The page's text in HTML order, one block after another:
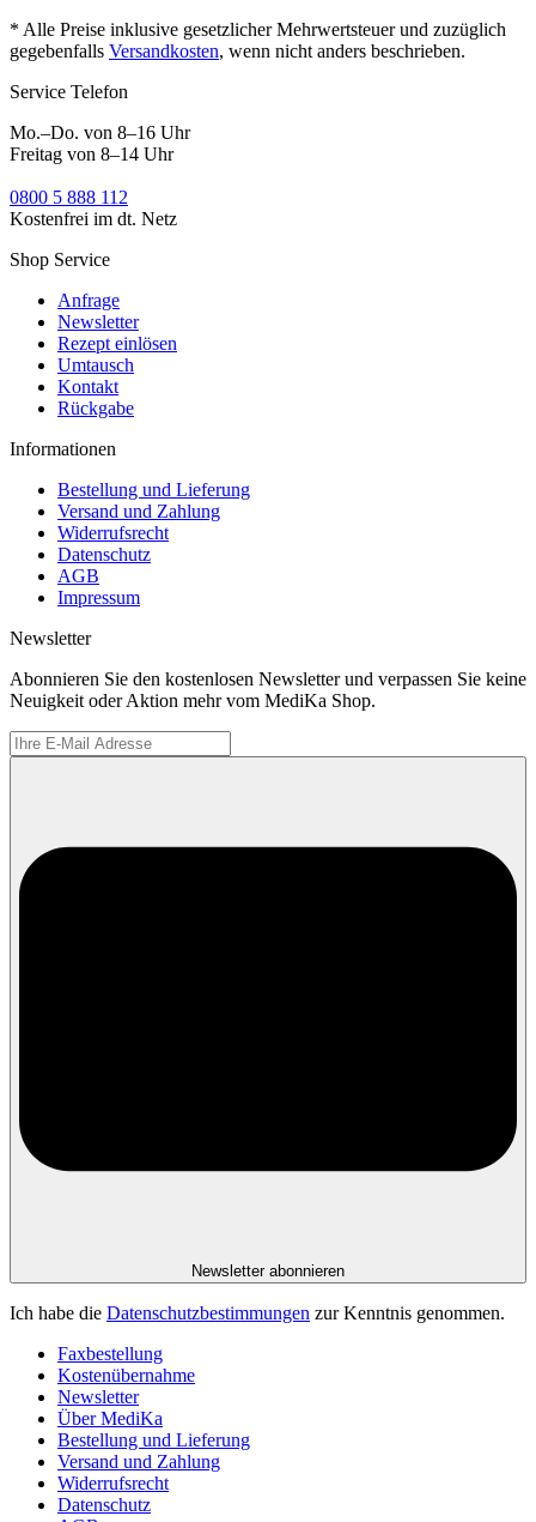
* Alle Preise inklusive gesetzlicher Mehrwertsteuer und zuzüglich
gegebenfalls Versandkosten, wenn nicht anders beschrieben.
Service Telefon
Mo.–Do. von 8–16 Uhr
Freitag von 8–14 Uhr
0800 5 888 112
Kostenfrei im dt. Netz
Shop Service
Anfrage
Newsletter
Rezept einlösen
Umtausch
Kontakt
Rückgabe
Informationen
Bestellung und Lieferung
Versand und Zahlung
Widerrufsrecht
Datenschutz
AGB
Impressum
Newsletter
Abonnieren Sie den kostenlosen Newsletter und verpassen Sie keine
Neuigkeit oder Aktion mehr vom MediKa Shop.
Newsletter abonnieren
Ich habe die Datenschutzbestimmungen zur Kenntnis genommen.
Faxbestellung
Kostenübernahme
Newsletter
Über MediKa
Bestellung und Lieferung
Versand und Zahlung
Widerrufsrecht
Datenschutz